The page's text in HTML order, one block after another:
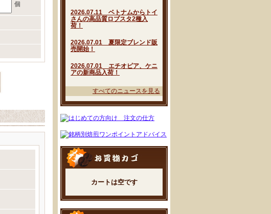
2026.07.11 ベトナムからトイ
さんの高品質ロブスタ2種入
荷！
2026.07.01 夏限定ブレンド販
売開始！
2026.07.01 エチオピア、ケニ
アの新商品入荷！
すべてのニュースを見る
カートは空です
個